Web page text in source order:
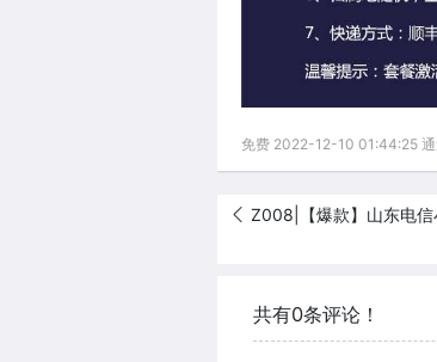
免费 2022-12-10 01:44:25 通
Z008|【爆款】山东电信
共有0条评论！